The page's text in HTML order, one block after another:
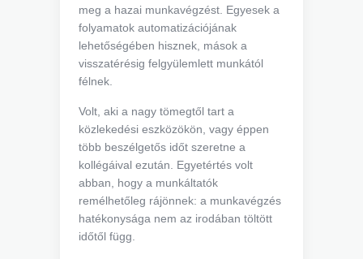
meg a hazai munkavégzést. Egyesek a
folyamatok automatizációjának
lehetőségében hisznek, mások a
visszatérésig felgyülemlett munkától
félnek.
Volt, aki a nagy tömegtől tart a
közlekedési eszközökön, vagy éppen
több beszélgetős időt szeretne a
kollégáival ezután. Egyetértés volt
abban, hogy a munkáltatók
remélhetőleg rájönnek: a munkavégzés
hatékonysága nem az irodában töltött
időtől függ.